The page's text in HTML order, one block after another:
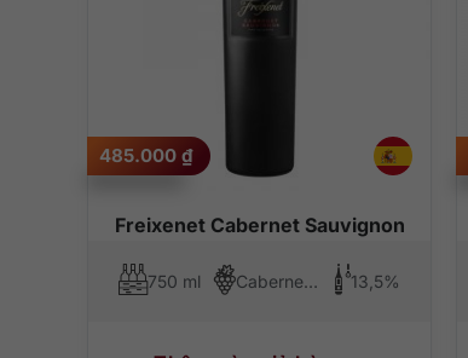
Freixenet Cabernet Sauvignon
485.000 ₫
750 ml Cabernet Sauvignon 13,5%